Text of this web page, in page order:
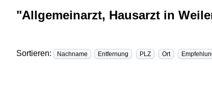
"Allgemeinarzt, Hausarzt in
Sortieren: Nachname Entfernung PLZ Ort